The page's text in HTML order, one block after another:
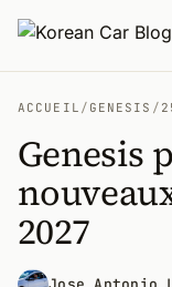
ACCUEIL / GENESIS /
Genesis
2027